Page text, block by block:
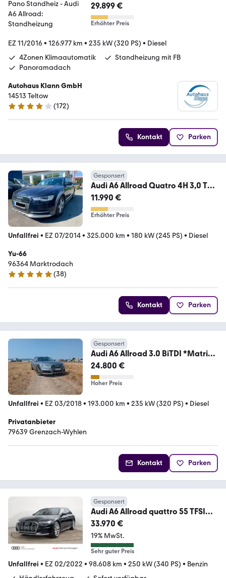
29.899 €
Erhöhter Preis
EZ 11/2016• 126.977 km • 235 kW (320 PS) • Diesel
4Zonen Klimaautomatik
Standheizung mit FB
Panoramadach
Autohaus Klann GmbH
14513 Teltow
4 Sterne
(172)
Kontakt Parken
Gesponsert
Audi A6 Allroad Quatro 4H 3,0 TDI
AUTOMATIK VOLLLEDER
11.990 €
Erhöhter Preis
Unfallfrei • EZ 07/2014• 325.000 km • 180 kW (245 PS) • Diesel
Yu-66
96364 Marktrodach
5 Sterne
(38)
Kontakt Parken
Gesponsert
Audi A6 Allroad 3.0 BiTDI *Matrix*
*ACC* *BOSE*
24.800 €
Hoher Preis
Unfallfrei • EZ 03/2018• 193.000 km • 235 kW (320 PS) • Diesel
Privatanbieter
79639 Grenzach-Wyhlen
Kontakt Parken
Gesponsert
Audi A6 Allroad quattro 55 TFSI
VERKAUF NUR GEWERBE
33.970 €
19% MwSt.
Sehr guter Preis
Unfallfrei • EZ 02/2022 • 98.608 km • 250 kW (340 PS) • Benzin